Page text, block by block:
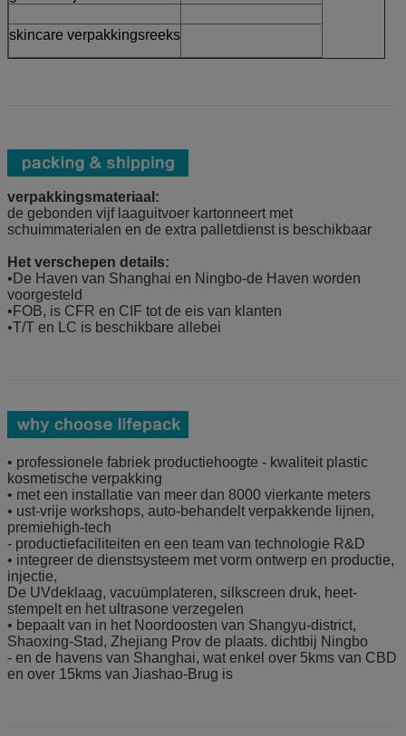
skincare verpakkingsreeks
verpakkingsmateriaal:
de gebonden vijf laaguitvoer kartonneert met
schuimmaterialen en de extra palletdienst is beschikbaar
Het verschepen details:
•De Haven van Shanghai en Ningbo-de Haven worden
voorgesteld
•FOB, is CFR en CIF tot de eis van klanten
•T/T en LC is beschikbare allebei
• professionele fabriek productiehoogte - kwaliteit plastic
kosmetische verpakking
• met een installatie van meer dan 8000 vierkante meters
• ust-vrije workshops, auto-behandelt verpakkende lijnen,
premiehigh-tech
- productiefaciliteiten en een team van technologie R&D
• integreer de dienstsysteem met vorm ontwerp en productie,
injectie,
De UVdeklaag, vacuümplateren, silkscreen druk, heet-
stempelt en het ultrasone verzegelen
• bepaalt van in het Noordoosten van Shangyu-district,
Shaoxing-Stad, Zhejiang Prov de plaats. dichtbij Ningbo
- en de havens van Shanghai, wat enkel over 5kms van CBD
en over 15kms van Jiashao-Brug is